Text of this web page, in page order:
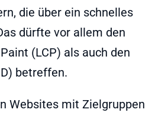
die über ein schnelles
dürfte vor allem den
(LCP) als auch den
betreffen.
Websites mit Zielgruppen